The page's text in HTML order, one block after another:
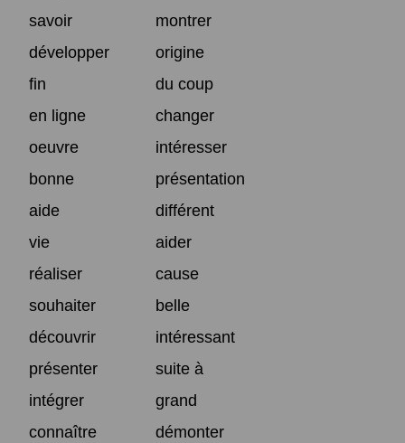
savoir
montrer
développer
origine
fin
du coup
en ligne
changer
oeuvre
intéresser
bonne
présentation
aide
différent
vie
aider
réaliser
cause
souhaiter
belle
découvrir
intéressant
présenter
suite à
intégrer
grand
connaître
démonter